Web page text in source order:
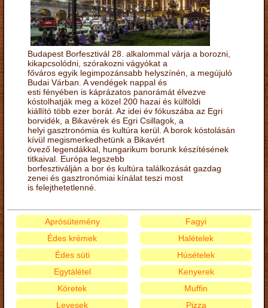
Budapest Borfesztivál 28. alkalommal várja a borozni,
kikapcsolódni, szórakozni vágyókat a
főváros egyik legimpozánsabb helyszínén, a megújuló
Budai Várban. A vendégek nappal és
esti fényében is káprázatos panorámát élvezve
kóstolhatják meg a közel 200 hazai és külföldi
kiállító több ezer borát. Az idei év fókuszába az Egri
borvidék, a Bikavérek és Egri Csillagok, a
helyi gasztronómia és kultúra kerül. A borok kóstolásán
kívül megismerkedhetünk a Bikavért
övező legendákkal, hungarikum borunk készítésének
titkaival. Európa legszebb
borfesztiválján a bor és kultúra találkozását gazdag
zenei és gasztronómiai kínálat teszi most
is felejthetetlenné.
Aprósütemény
Édes krémek
Édes süti
Egytálétel
Fagyi
Halételek
Húsételek
Kenyerek
Köretek
Levesek
Muffin
Pizza